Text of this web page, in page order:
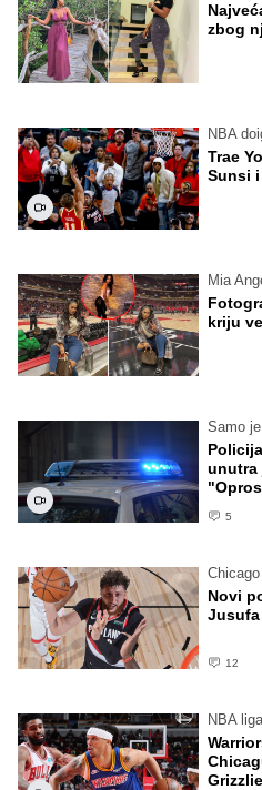
zbog
NBA
Trae
Sunsi
Mia
kriju
Samo
unutra
5
Novi
12
NBA liga